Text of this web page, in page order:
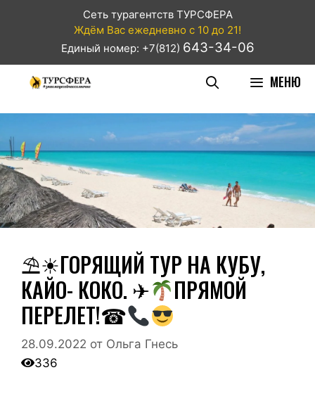
Сеть турагентств ТУРСФЕРА
Ждём Вас ежедневно с 10 до 21!
Единый номер: +7(812) 643-34-06
МЕНЮ
⛱☀ГОРЯЩИЙ ТУР НА КУБУ,
КАЙО- КОКО. ✈
ПРЯМОЙ
ПЕРЕЛЕТ!☎
28.09.2022 от Ольга Гнесь
336